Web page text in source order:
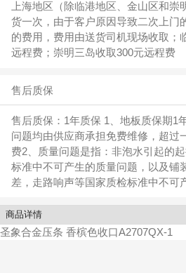
上海地区（除临港地区、金山区和
货一次，由于客户原因导致二次上门
的费用，费用由送货司机现场收取；
远程费；崇明三岛收取300元远程费
售后质保
售后质保：1年质保 1、地板质保期1
问题均由供应商承担免费维修，超过
费2、质量问题是指：非泡水引起的
标准中不可产生的质量问题，以及铺
差，走路响声等国家质检标准中不可
商品详情
圣象合金压条 香槟色收口A2707QX-1